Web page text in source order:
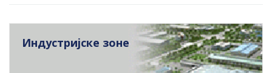
Индустријске зоне